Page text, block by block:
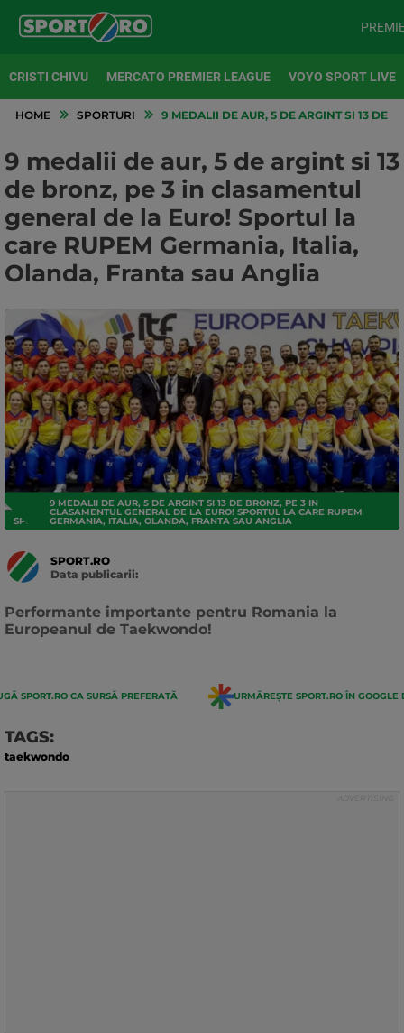
CRISTI CHIVU MERCATO PREMIER LEAGUE VOYO SPORT LIVE
HOME SPORTURI 9 MEDALII DE AUR, 5 DE ARGINT SI 13 DE
9 medalii de aur, 5 de argint si 13
de bronz, pe 3 in clasamentul
general de la Euro! Sportul la
care RUPEM Germania, Italia,
Olanda, Franta sau Anglia
SPORTURI
9 MEDALII DE AUR, 5 DE ARGINT SI 13 DE BRONZ, PE 3 IN
CLASAMENTUL GENERAL DE LA EURO! SPORTUL LA CARE RUPEM
GERMANIA, ITALIA, OLANDA, FRANTA SAU ANGLIA
SPORT.RO
Data publicarii:
Performante importante pentru Romania la
Europeanul de Taekwondo!
SPORT.RO CA SURSĂ PREFERATĂ URMĂREȘTE SPORT.RO ÎN GOOGLE
TAGS:
taekwondo